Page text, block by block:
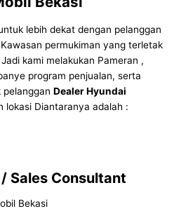
lebih dekat dengan pelanggan
permukiman yang terletak
kami melakukan Pameran ,
program penjualan, serta
pelangganDealer Hyundai
lokasi Diantaranya adalah :
Sales Consultant